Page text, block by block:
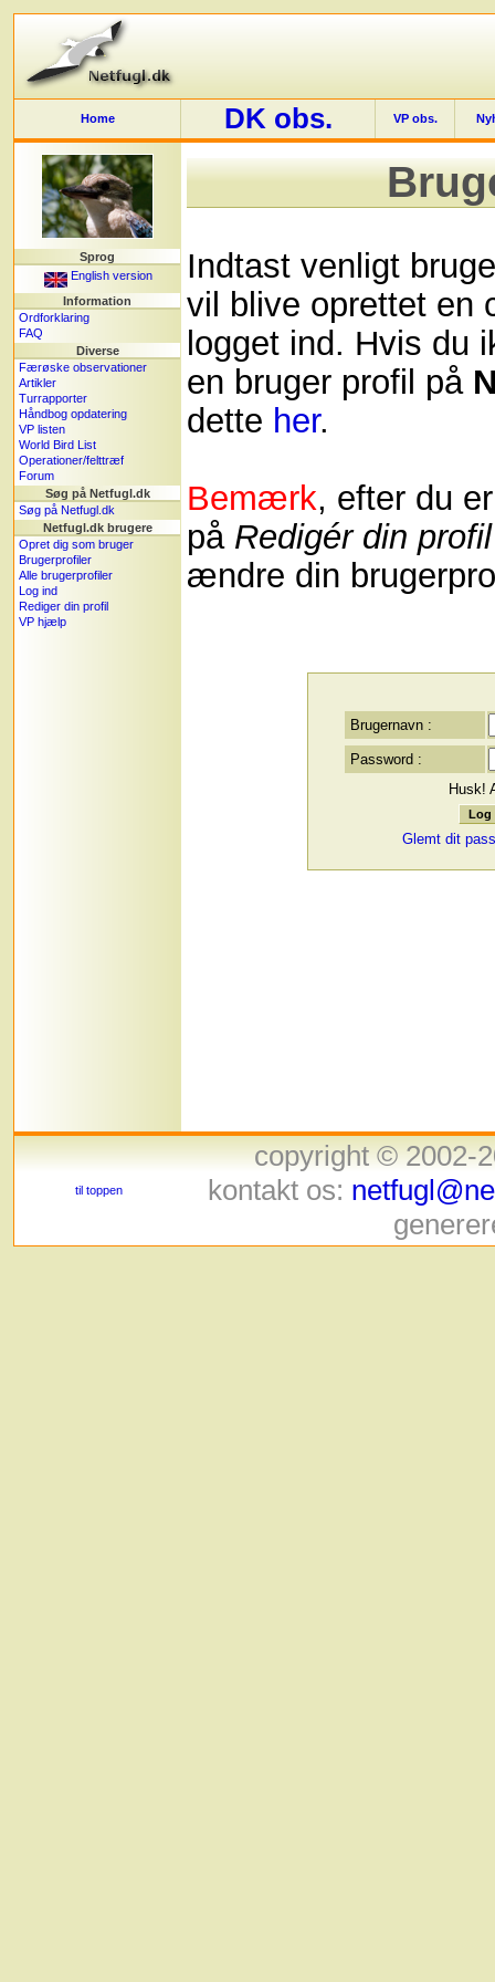
Home DK obs. VP obs.
Sprog
English version
Information
Ordforklaring
FAQ
Diverse
Færøske observationer
Artikler
Turrapporter
Håndbog opdatering
VP listen
World Bird List
Operationer/felttræf
Forum
Søg på Netfugl.dk
Søg på Netfugl.dk
Netfugl.dk brugere
Opret dig som bruger
Brugerprofiler
Alle brugerprofiler
Log ind
Rediger din profil
VP hjælp
Indtast venligt
vil blive oprettet en
logget ind. Hvis du
en bruger profil på
dette her.
Bemærk, efter du
på Redigér din profil
ændre din
Brugernavn :
Password :
Husk!
Glemt dit
til toppen
copyright © 2002-
kontakt os: